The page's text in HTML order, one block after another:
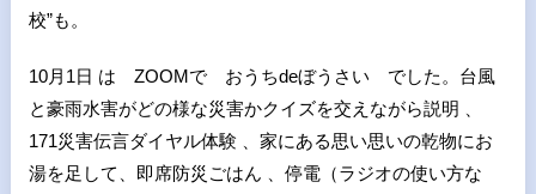
校”も。
10月1日 は ZOOMで おうちdeぼうさい でした。台風
と豪雨水害がどの様な災害かクイズを交えながら説明 、
171災害伝言ダイヤル体験 、家にある思い思いの乾物にお
湯を足して、即席防災ごはん 、停電（ラジオの使い方な